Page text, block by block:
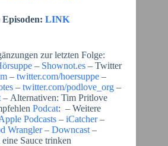
Episoden: LINK
zur letzten Folge:
– Shownot.es – Twitter
– twitter.com/hoersuppe –
– twitter.com/podlove_org –
– Alternativen: Tim Pritlove
Podcat: – Weitere
Podcasts – iCatcher–
Wrangler– Downcast –
Sauce trinken